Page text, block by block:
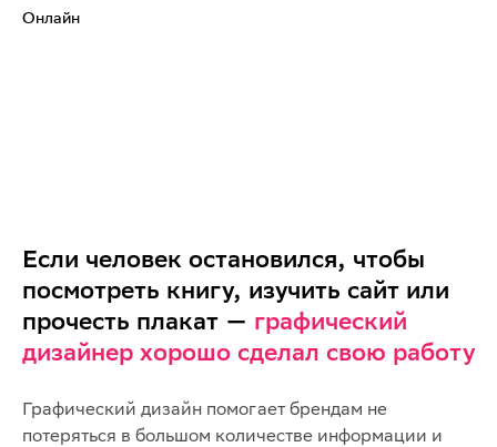
Онлайн
Если человек остановился, чтобы
посмотреть книгу, изучить сайт или
прочесть плакат — графический
дизайнер хорошо сделал свою работу
Графический дизайн помогает брендам не
потеряться в большом количестве информации и